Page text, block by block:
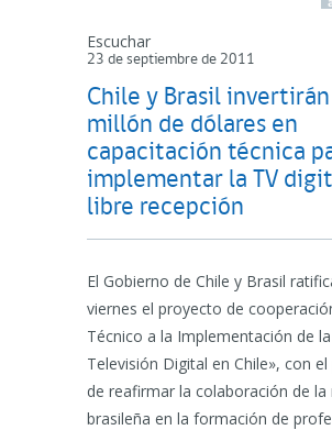
Escuchar
23 de septiembre de 2011
Chile y Brasil
millón de dólares en
capacitación técnica
implementar la TV
libre recepción
El Gobierno de Chile y Brasil
viernes el proyecto de
Técnico a la Implementación de la
Televisión Digital en Chile», con
de reafirmar la colaboración de la
brasileña en la formación de